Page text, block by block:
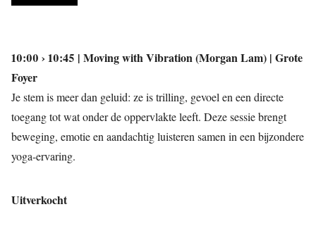
10:00 › 10:45 | Moving with Vibration (Morgan Lam) | Grote
Foyer
Je stem is meer dan geluid: ze is trilling, gevoel en een directe
toegang tot wat onder de oppervlakte leeft. Deze sessie brengt
beweging, emotie en aandachtig luisteren samen in een bijzondere
yoga-ervaring.
Uitverkocht